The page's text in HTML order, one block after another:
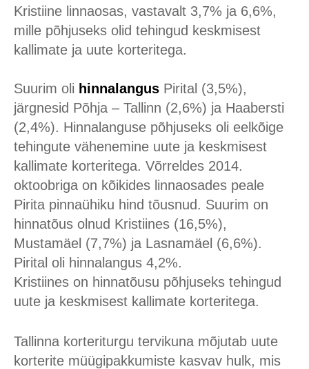
Kristiine linnaosas, vastavalt 3,7% ja 6,6%,
mille põhjuseks olid tehingud keskmisest
kallimate ja uute korteritega.
Suurim oli hinnalangus Pirital (3,5%),
järgnesid Põhja – Tallinn (2,6%) ja Haabersti
(2,4%). Hinnalanguse põhjuseks oli eelkõige
tehingute vähenemine uute ja keskmisest
kallimate korteritega. Võrreldes 2014.
oktoobriga on kõikides linnaosades peale
Pirita pinnaühiku hind tõusnud. Suurim on
hinnatõus olnud Kristiines (16,5%),
Mustamäel (7,7%) ja Lasnamäel (6,6%).
Pirital oli hinnalangus 4,2%.
Kristiines on hinnatõusu põhjuseks tehingud
uute ja keskmisest kallimate korteritega.
Tallinna korteriturgu tervikuna mõjutab uute
korterite müügipakkumiste kasvav hulk, mis